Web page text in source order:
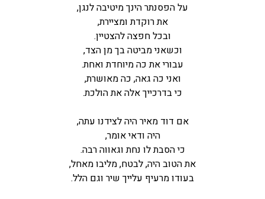
על הפסנתר הינך מיטיבה לנגן,
את רוקדת ומציירת,
ובכל חפצה להצטיין.
וכשאני מביטה בך מן הצד,
עבורי את כה מיוחדת ואחת.
ואני כה גאה, כה מאושרת,
כי בדרכייך אלה את הולכת.
אם דוד מאיר היה לצידנו עתה,
היה ודאי אומר,
כי הסבת לו נחת וגאווה רבה.
את הטוב היה, לבטח, מליבו מאחל,
בעודו מרעיף עלייך שיר וגם הלל.